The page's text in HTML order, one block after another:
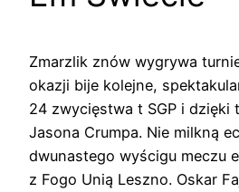
Zmarzlik znów wygrywa
okazji bije kolejne,
24 zwycięstwa t SGP i dzięki
Jasona Crumpa. Nie milkną
dwunastego wyścigu meczu
z Fogo Unią Leszno. Oskar